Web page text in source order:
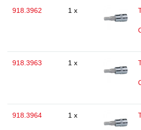
918.3962 1 x
918.3963 1 x
918.3964 1 x